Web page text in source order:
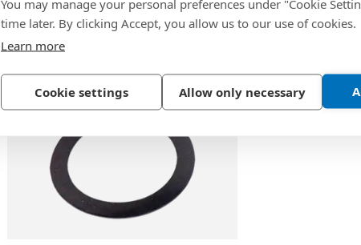
You may manage your personal preferences under "Cookie
time later. By clicking Accept, you allow us to our use of cookies.
Learn more
Cookie settings Allow only necessary
Polyethylen
für metrische